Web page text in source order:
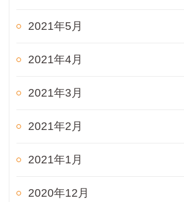
2021年5月
2021年4月
2021年3月
2021年2月
2021年1月
2020年12月